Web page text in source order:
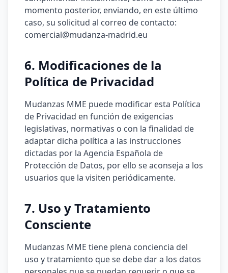
momento posterior, enviando, en este último
caso, su solicitud al correo de contacto:
comercial@mudanza-madrid.eu
6. Modificaciones de la
Política de Privacidad
Mudanzas MME puede modificar esta Política
de Privacidad en función de exigencias
legislativas, normativas o con la finalidad de
adaptar dicha política a las instrucciones
dictadas por la Agencia Española de
Protección de Datos, por ello se aconseja a los
usuarios que la visiten periódicamente.
7. Uso y Tratamiento
Consciente
Mudanzas MME tiene plena conciencia del
uso y tratamiento que se debe dar a los datos